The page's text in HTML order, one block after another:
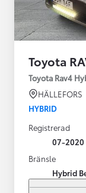
Toyota
Toyota Rav4
HÄLLEFORS
HYBRID
Registrerad
07-2020
Bränsle
Hybrid